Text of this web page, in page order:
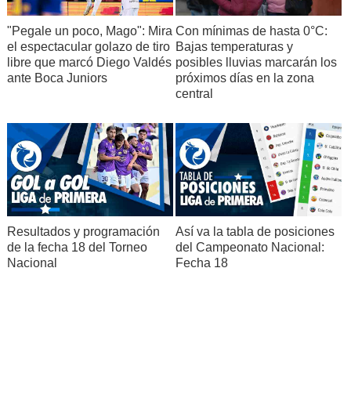
"Pegale un poco, Mago": Mira
el espectacular golazo de tiro
libre que marcó Diego Valdés
ante Boca Juniors
Con mínimas de hasta 0°C:
Bajas temperaturas y
posibles lluvias marcarán los
próximos días en la zona
central
Resultados y programación
de la fecha 18 del Torneo
Nacional
Así va la tabla de posiciones
del Campeonato Nacional:
Fecha 18